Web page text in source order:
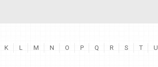
K L M N O P Q R S T U